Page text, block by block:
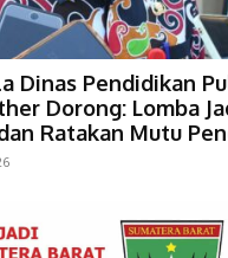
Dinas Pendidikan
Dorong: Lomba
Ratakan Mutu